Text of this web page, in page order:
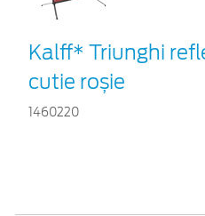
Kalff* Triunghi
cutie roșie
1460220